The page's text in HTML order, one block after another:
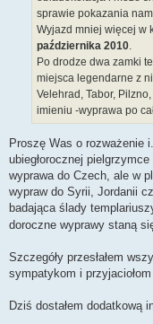
sprawie pokazania
Wyjazd mniej więcej w
października 2010.
Po drodze dwa zamki
miejsca legendarne z
Velehrad, Tabor,
imieniu -wyprawa po
Proszę Was o rozważenie
ubiegłorocznej
wyprawa do Czech, ale w
wypraw do Syrii, Jordanii
badająca ślady
doroczne wyprawy staną
Szczegóły przesłałem
sympatykom i
Dziś dostałem dodatkową